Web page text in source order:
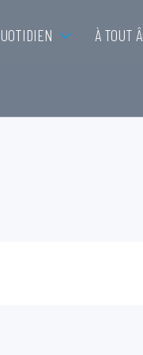
À TOUT